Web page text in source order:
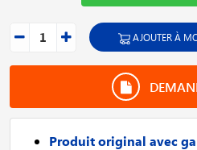
AJOUTER À
Produit original avec